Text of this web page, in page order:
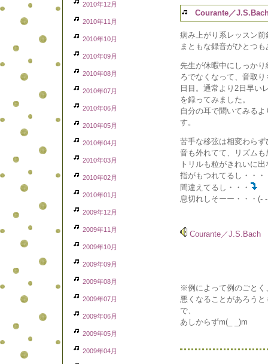
2010年12月
2010年11月
2010年10月
2010年09月
2010年08月
2010年07月
2010年06月
2010年05月
2010年04月
2010年03月
2010年02月
2010年01月
2009年12月
2009年11月
2009年10月
2009年09月
2009年08月
2009年07月
2009年06月
2009年05月
2009年04月
Courante／
病み上がり系レッスン前
まともな録音がひとつ
先生が休暇中にしっか
ろでなくなって、音取
日目。通常より2日早い
を録ってみました。
自分の耳で聞いてみる
す。
苦手な移弦は相変わらず
音も外れてて、リズム
トリルも粒がきれいに
指がもつれてるし・・・
間違えてるし・・・
息切れしそーー・・・(-
Courante／J.S.Bach
※例によって例のごとく
悪くなることがあろう
で、
あしからずm(_ _)m